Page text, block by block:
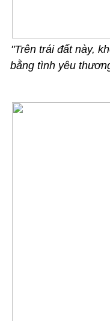
"Trên trái đất này,
bằng tình yêu